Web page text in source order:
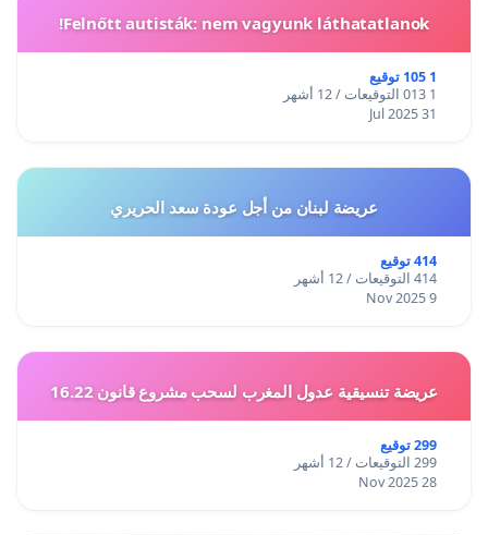
Felnőtt autisták: nem vagyunk láthatatlanok!
1 105 توقيع
1 013 التوقيعات / 12 أشهر
31 Jul 2025
عريضة لبنان من أجل عودة سعد الحريري
414 توقيع
414 التوقيعات / 12 أشهر
9 Nov 2025
عريضة تنسيقية عدول المغرب لسحب مشروع قانون 16.22
299 توقيع
299 التوقيعات / 12 أشهر
28 Nov 2025